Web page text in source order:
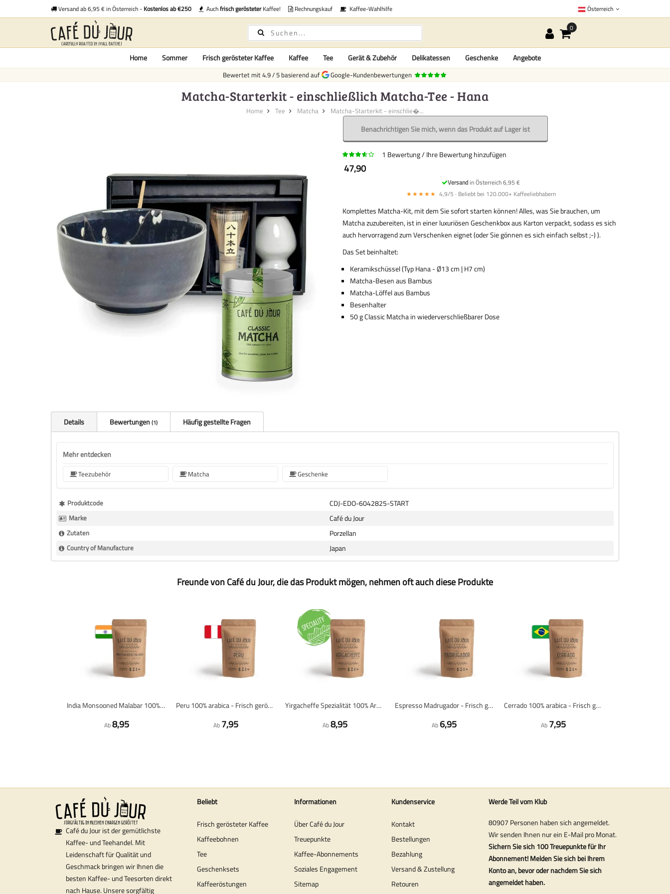
Versand ab 6,95 € in Österreich - Kostenlos ab €250 Auchfrisch gerösteterKaffee! Rechnungskauf Kaffee-Wahlhilfe Österreich
Home Sommer Frisch gerösteter Kaffee Kaffee Tee Gerät & Zubehör Delikatessen Geschenke Angebote
Bewertet mit4.9/5 basierend auf Google-Kundenbewertungen
Matcha-Starterkit - einschließlich Matcha-Tee - Hana
Home Tee Matcha Matcha-Starterkit - einschlie�...
Benachrichtigen Sie mich, wenn das Produkt auf Lager ist
1 Bewertung Ihre Bewertung hinzufügen
47,90
Versandin Österreich 6,95 €
★★★★★ 4,9/5 · Beliebt bei 120.000+ Kaffeeliebhabern
Komplettes Matcha-Kit, mit dem Sie sofort starten können! Alles, was Sie brauchen, um
Matcha zuzubereiten, ist in einer luxuriösen Geschenkbox aus Karton verpackt, sodass es sich
auch hervorragend zum Verschenken eignet (oder Sie gönnen es sich einfach selbst ;-) ).
Das Set beinhaltet:
Keramikschüssel (Typ Hana - Ø13 cm | H7 cm)
Matcha-Besen aus Bambus
Matcha-Löffel aus Bambus
Besenhalter
50 g Classic Matcha in wiederverschließbarer Dose
Details Bewertungen 1 Häufig gestellte Fragen
Mehr entdecken
Teezubehör Matcha Geschenke
Mehr
Informationen
Produktcode CDJ-EDO-6042825-START
Marke Café du Jour
Zutaten Porzellan
Country of Manufacture Japan
Freunde von Café du Jour, die das Produkt mögen, nehmen oft auch diese Produkte
India Monsooned Malabar 100% arabica - Frisch geröstete Kaffeebohnen
Ab8,95
Peru 100% arabica - Frisch geröstete Kaffeebohnen
Ab 7,95
Yirgacheffe Spezialität 100% Arabica - Frisch geröstete Kaffeebohnen
Ab8,95
Espresso Madrugador - Frisch geröstete Kaffeebohnen
Ab 6,95
Cerrado 100% arabica - Frisch geröstete Kaffeebohnen
Ab 7,95
Café du Jour ist der gemütlichste
Kaffee- und Teehandel. Mit
Leidenschaft für Qualität und
Geschmack bringen wir Ihnen die
besten Kaffee- und Teesorten direkt
nach Hause. Unsere sorgfältig
Beliebt
Frisch gerösteter Kaffee
Kaffeebohnen
Tee
Geschenksets
Kaffeeröstungen
Informationen
Über Café du Jour
Treuepunkte
Kaffee-Abonnements
Soziales Engagement
Sitemap
Kundenservice
Kontakt
Bestellungen
Bezahlung
Versand & Zustellung
Retouren
Werde Teil vom Klub
80907 Personen haben sich angemeldet.
Wir senden Ihnen nur ein E-Mail pro Monat.
Sichern Sie sich 100 Treuepunkte für Ihr
Abonnement! Melden Sie sich bei Ihrem
Konto an, bevor oder nachdem Sie sich
angemeldet haben.